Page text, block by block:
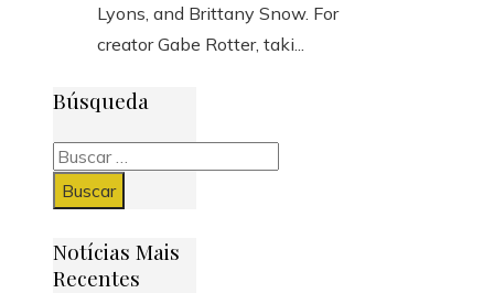
Lyons, and Brittany Snow. For
creator Gabe Rotter, taki...
Búsqueda
Buscar:
Notícias Mais
Recentes